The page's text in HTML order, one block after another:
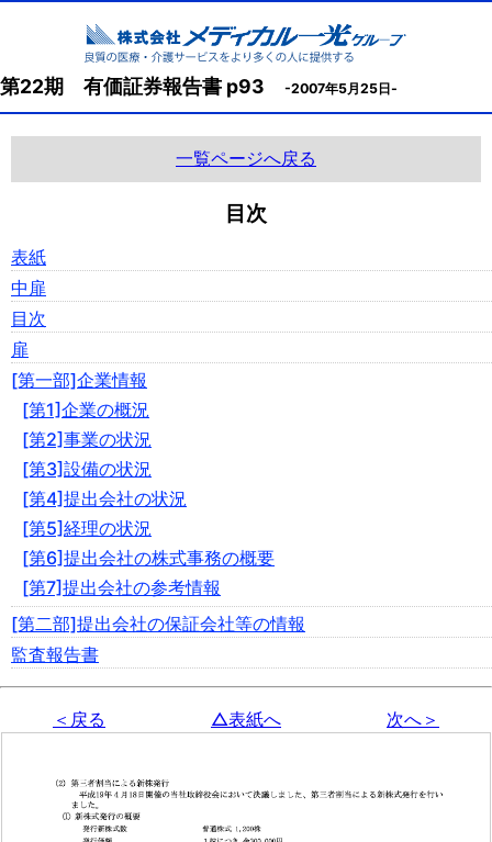
第22期 有価証券報告書 p93 -2007年5月25日-
一覧ページへ戻る
目次
表紙
中扉
目次
扉
[第一部]企業情報
[第1]企業の概況
[第2]事業の状況
[第3]設備の状況
[第4]提出会社の状況
[第5]経理の状況
[第6]提出会社の株式事務の概要
[第7]提出会社の参考情報
[第二部]提出会社の保証会社等の情報
監査報告書
＜戻る △表紙へ 次へ＞